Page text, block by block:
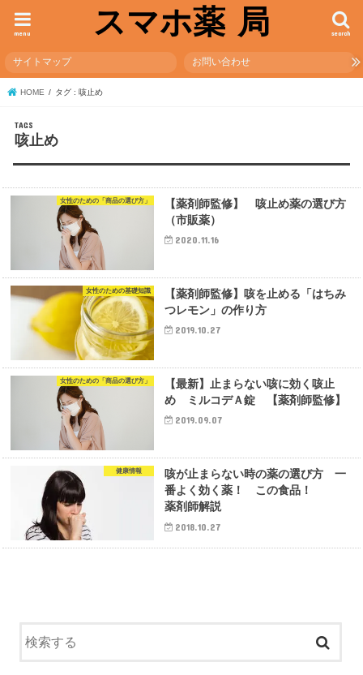
スマホ薬 局 search
menu
サイトマップ お問い合わせ
HOME タグ : 咳止め
咳止め
女性のための「商品の選び方」
【薬剤師監修】 咳止め薬の選び方
（市販薬）
2020.11.16
女性のための基礎知識
【薬剤師監修】咳を止める「はちみ
つレモン」の作り方
2019.10.27
女性のための「商品の選び方」
【最新】止まらない咳に効く咳止
め ミルコデＡ錠 【薬剤師監修】
2019.09.07
健康情報
咳が止まらない時の薬の選び方 一
番よく効く薬！ この食品！
薬剤師解説
2018.10.27